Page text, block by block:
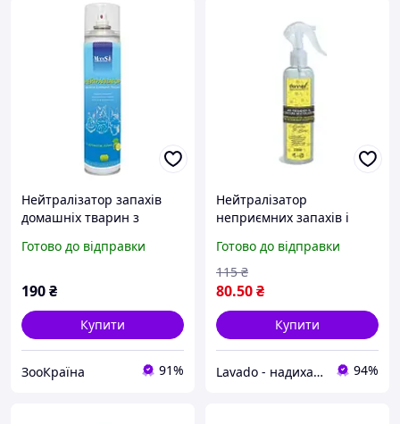
Нейтралізатор запахів
домашніх тварин з
MODES
Готово до відправки
190₴
Купити
ЗооКраїна 91%
Нейтралізатор
неприємних запахів і
ароматом лайма
Готово до відправки
80.50₴
115 ₴
Купити
Lavado - надихаємось вашою довірою 94%